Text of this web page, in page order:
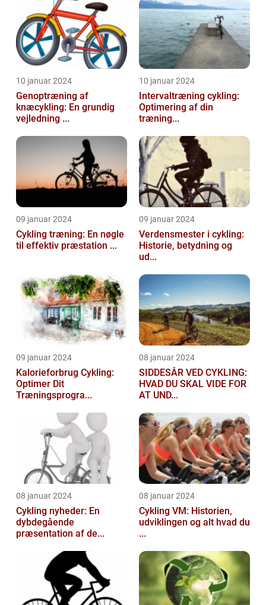
10 januar 2024
Genoptræning af
knæcykling: En grundig
vejledning ...
10 januar 2024
Intervaltræning cykling:
Optimering af din
træning...
09 januar 2024
Cykling træning: En nøgle
til effektiv præstation ...
09 januar 2024
Verdensmester i cykling:
Historie, betydning og
ud...
09 januar 2024
Kalorieforbrug Cykling:
Optimer Dit
Træningsprogra...
08 januar 2024
SIDDESÅR VED CYKLING:
HVAD DU SKAL VIDE FOR
AT UND...
08 januar 2024
Cykling nyheder: En
dybdegående
præsentation af de...
08 januar 2024
Cykling VM: Historien,
udviklingen og alt hvad du
...